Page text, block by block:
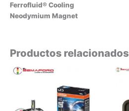
Ferrofluid® Cooling
Neodymium Magnet
Productos relacionados